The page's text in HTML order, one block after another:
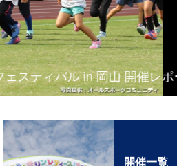
ティバル in 岡山 開催レポート
開催一覧